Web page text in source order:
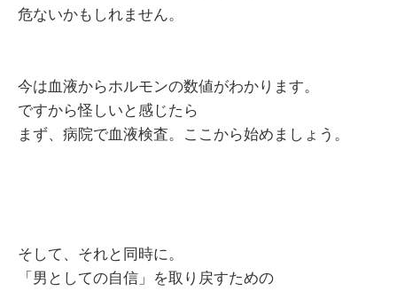
危ないかもしれません。
今は血液からホルモンの数値がわかります。
ですから怪しいと感じたら
まず、病院で血液検査。ここから始めましょう。
そして、それと同時に。
「男としての自信」を取り戻すための